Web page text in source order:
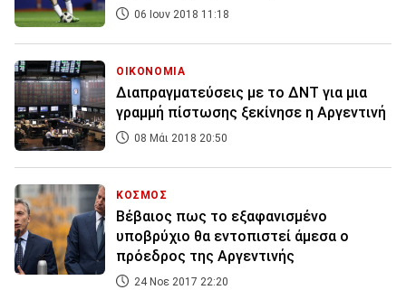
06 Ιουν 2018 11:18
ΟΙΚΟΝΟΜΙΑ
Διαπραγματεύσεις με το ΔΝΤ για μια
γραμμή πίστωσης ξεκίνησε η Αργεντινή
08 Μάι 2018 20:50
ΚΟΣΜΟΣ
Βέβαιος πως το εξαφανισμένο
υποβρύχιο θα εντοπιστεί άμεσα ο
πρόεδρος της Αργεντινής
24 Νοε 2017 22:20